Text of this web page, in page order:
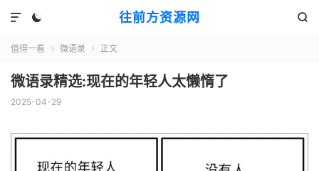
往前方资源网
 

值得一看  微语录  正文
微语录精选:现在的年轻人太懒惰了
2025-04-29